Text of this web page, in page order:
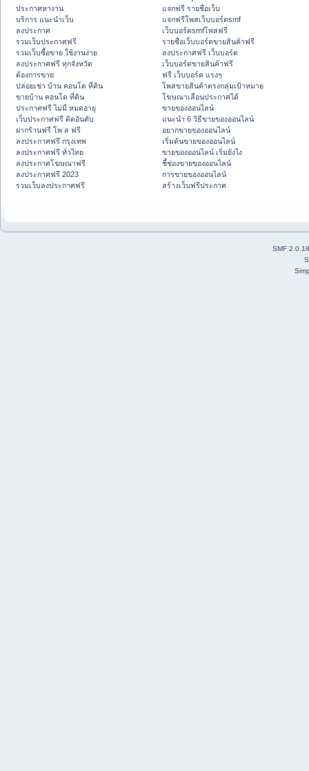
ประกาศหางาน
บริการ แนะนำเว็บ
ลงประกาศ
รวมเว็บประกาศฟรี
รวมเว็บซื้อขาย ใช้งานง่าย
ลงประกาศฟรี ทุกจังหวัด
ต้องการขาย
ปล่อยเช่า บ้าน คอนโด ที่ดิน
ขายบ้าน คอนโด ที่ดิน
ประกาศฟรี ไม่มี หมดอายุ
เว็บประกาศฟรี ติดอันดับ
ฝากร้านฟรี โพ ส ฟรี
ลงประกาศฟรี กรุงเทพ
ลงประกาศฟรี ทั่วไทย
ลงประกาศโฆษณาฟรี
ลงประกาศฟรี 2023
รวมเว็บลงประกาศฟรี
แจกฟรี รายชื่อเว็บ
แจกฟรีโพสเว็บบอร์ดsmf
เว็บบอร์ดsmfโพสฟรี
รายชื่อเว็บบอร์ดขายสินค้าฟรี
ลงประกาศฟรี เว็บบอร์ด
เว็บบอร์ดขายสินค้าฟรี
ฟรี เว็บบอร์ด แรงๆ
โพสขายสินค้าตรงกลุ่มเป้าหมาย
โฆษณาเลื่อนประกาศได้
ขายของออนไลน์
แนะนำ 6 วิธีขายของออนไลน์
อยากขายของออนไลน์
เริ่มต้นขายของออนไลน์
ขายของออนไลน์ เริ่มยังไง
ชี้ช่องขายของออนไลน์
การขายของออนไลน์
สร้างเว็บฟรีประกาศ
SMF 2.0.18